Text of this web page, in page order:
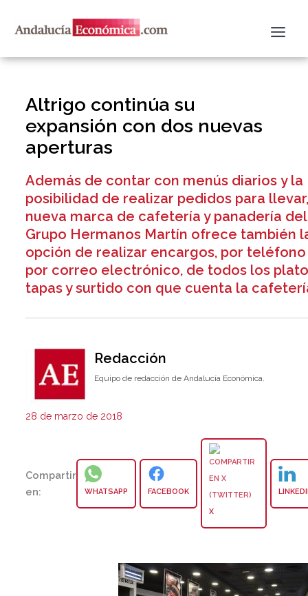
Altrigo continúa su
expansión con dos nuevas
aperturas
Además de contar con menús diarios y la
posibilidad de realizar pedidos para
nueva marca de cafetería y panadería del
Grupo Hermanos Martín ofrece también
opción de realizar encargos, por
por correo electrónico, de todos los
tapas y surtido con que cuenta la
Redacción
Equipo de redacción de Andalucía Económica.
28 de marzo de 2018
Compartir
en:
WHATSAPP FACEBOOK
X